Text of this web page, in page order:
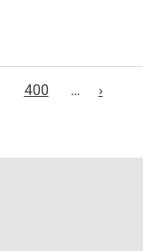
400 … ›